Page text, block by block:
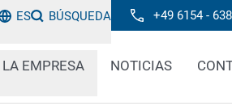
ES BÚSQUEDA +49 6154 -
LA EMPRESA NOTICIAS